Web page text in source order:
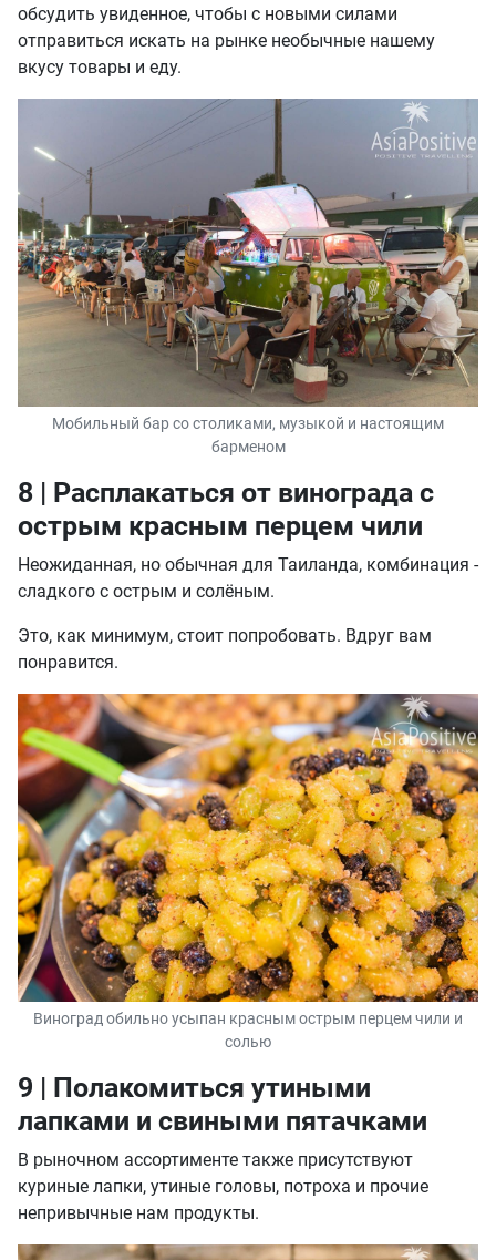
обсудить увиденное, чтобы с новыми силами
отправиться искать на рынке необычные нашему
вкусу товары и еду.
Мобильный бар со столиками, музыкой и настоящим
барменом
8 | Расплакаться от винограда с
острым красным перцем чили
Неожиданная, но обычная для Таиланда, комбинация -
сладкого с острым и солёным.
Это, как минимум, стоит попробовать. Вдруг вам
понравится.
Виноград обильно усыпан красным острым перцем чили и
солью
9 | Полакомиться утиными
лапками и свиными пятачками
В рыночном ассортименте также присутствуют
куриные лапки, утиные головы, потроха и прочие
непривычные нам продукты.